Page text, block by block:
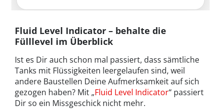
Fluid Level Indicator – behalte die
Fülllevel im Überblick
Ist es Dir auch schon mal passiert, dass sämtliche
Tanks mit Flüssigkeiten leergelaufen sind, weil
andere Baustellen Deine Aufmerksamkeit auf sich
gezogen haben? Mit „Fluid Level Indicator“ passiert
Dir so ein Missgeschick nicht mehr.